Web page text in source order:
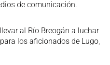
de comunicación.
al Río Breogán a luchar
los aficionados de Lugo,